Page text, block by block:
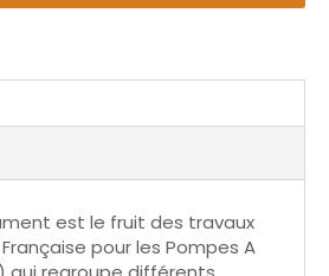
est le fruit des travaux
pour les Pompes A